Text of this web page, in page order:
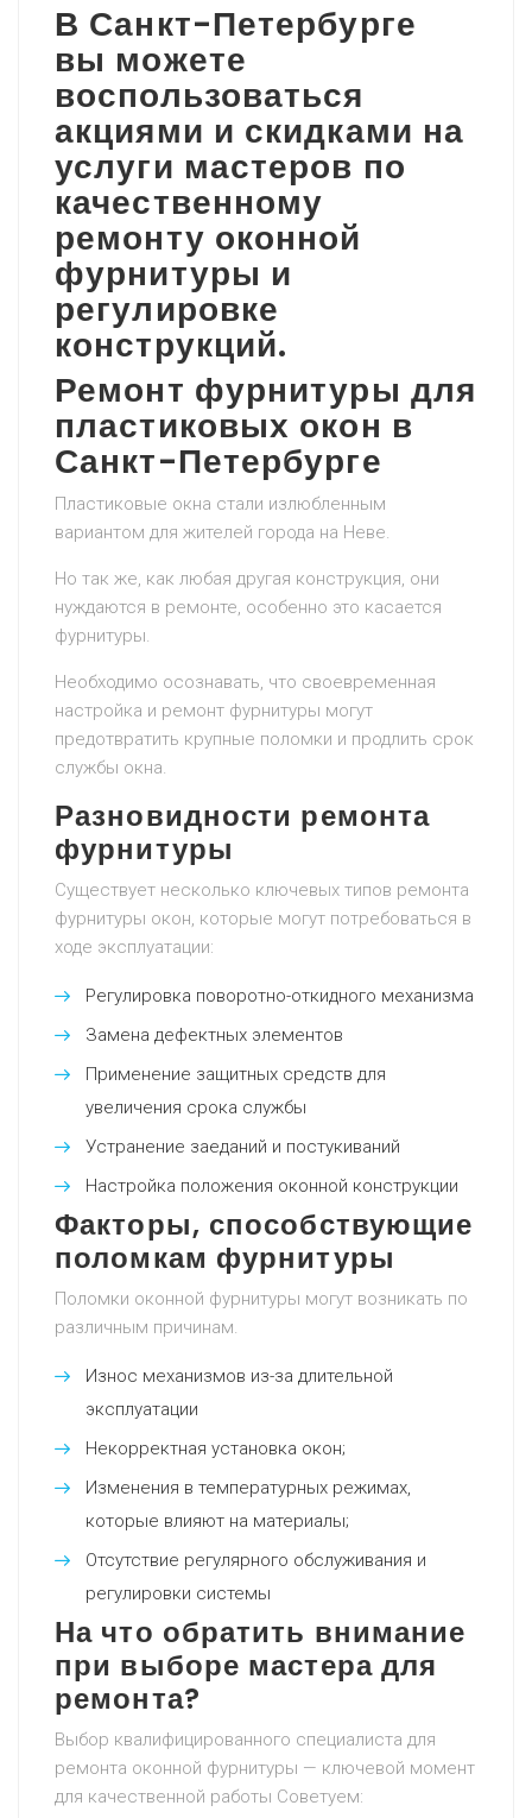
В Санкт-Петербурге
вы можете
воспользоваться
акциями и скидками на
услуги мастеров по
качественному
ремонту оконной
фурнитуры и
регулировке
конструкций.
Ремонт фурнитуры для
пластиковых окон в
Санкт-Петербурге
Пластиковые окна стали излюбленным
вариантом для жителей города на Неве.
Но так же, как любая другая конструкция, они
нуждаются в ремонте, особенно это касается
фурнитуры.
Необходимо осознавать, что своевременная
настройка и ремонт фурнитуры могут
предотвратить крупные поломки и продлить срок
службы окна.
Разновидности ремонта
фурнитуры
Существует несколько ключевых типов ремонта
фурнитуры окон, которые могут потребоваться в
ходе эксплуатации:
Регулировка поворотно-откидного механизма
Замена дефектных элементов
Применение защитных средств для
увеличения срока службы
Устранение заеданий и постукиваний
Настройка положения оконной конструкции
Факторы, способствующие
поломкам фурнитуры
Поломки оконной фурнитуры могут возникать по
различным причинам.
Износ механизмов из-за длительной
эксплуатации
Некорректная установка окон;
Изменения в температурных режимах,
которые влияют на материалы;
Отсутствие регулярного обслуживания и
регулировки системы
На что обратить внимание
при выборе мастера для
ремонта?
Выбор квалифицированного специалиста для
ремонта оконной фурнитуры — ключевой момент
для качественной работы Советуем: